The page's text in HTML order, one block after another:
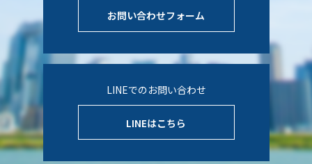
お問い合わせフォーム
LINEでのお問い合わせ
LINEはこちら